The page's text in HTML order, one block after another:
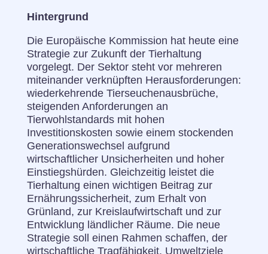
Hintergrund
Die Europäische Kommission hat heute eine
Strategie zur Zukunft der Tierhaltung
vorgelegt. Der Sektor steht vor mehreren
miteinander verknüpften Herausforderungen:
wiederkehrende Tierseuchenausbrüche,
steigenden Anforderungen an
Tierwohlstandards mit hohen
Investitionskosten sowie einem stockenden
Generationswechsel aufgrund
wirtschaftlicher Unsicherheiten und hoher
Einstiegshürden. Gleichzeitig leistet die
Tierhaltung einen wichtigen Beitrag zur
Ernährungssicherheit, zum Erhalt von
Grünland, zur Kreislaufwirtschaft und zur
Entwicklung ländlicher Räume. Die neue
Strategie soll einen Rahmen schaffen, der
wirtschaftliche Tragfähigkeit, Umweltziele